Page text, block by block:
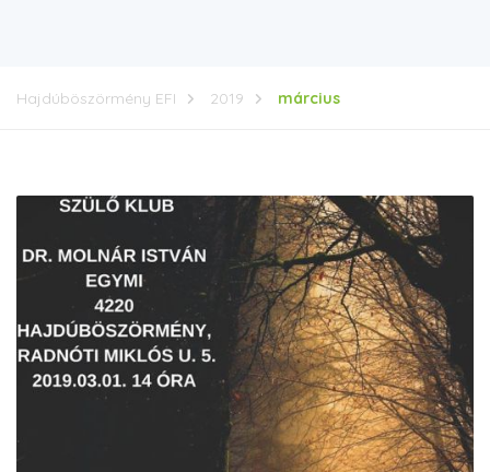
Hajdúböszörmény EFI 2019 március